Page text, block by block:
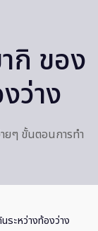
กิ ของ
ว่าง
ยๆ ขั้นตอนการทำ
ระหว่างท้องว่าง